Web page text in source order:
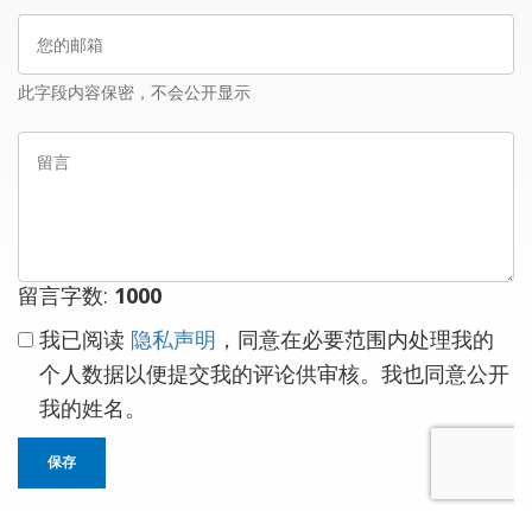
您
邮
此字段内容保密，不会公开显示
留
留言字数: 1000
我已阅读 隐私声明 ，同意在必要范围内处理我的
个人数据以便提交我的评论供审核。我也同意公开
我的姓名。
保存